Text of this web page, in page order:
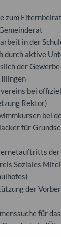
zum
in der
durch aktive
der
Illingen
bei
Rektor)
bei
für
der
Soziales
der
für